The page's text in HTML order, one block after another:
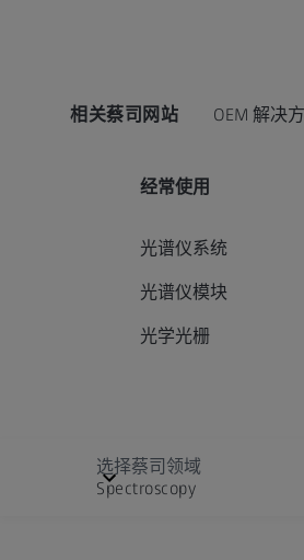
相关蔡司网站 OEM 解决
经常使用
光谱仪系统
光谱仪模块
光学光栅
选择蔡司领域
Spectroscopy